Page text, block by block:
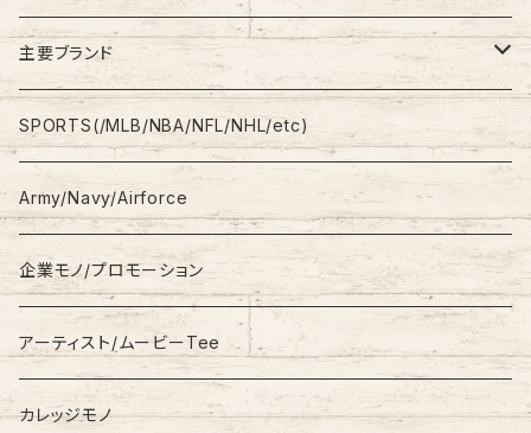
Shirt
L/S
S/S
Sweatshirt
Hoodie
Fleece
Knit/Sweater
Jacket
Work Pants
Shorts
主要ブランド
adidas
Champion
Carhartt
Columbia
NAUTICA
SPORTS(/MLB/NBA/NFL/NHL/etc)
Army/Navy/Airforce
企業モノ/プロモーション
アーティスト/ムービーTee
カレッジモノ